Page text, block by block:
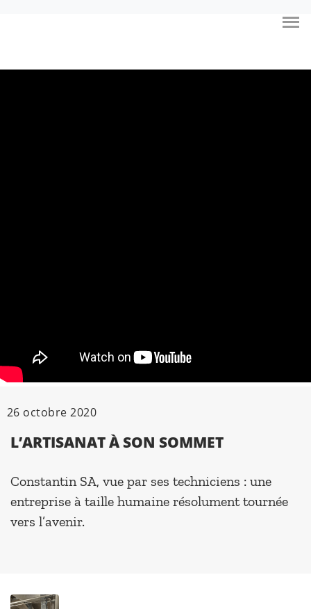
26 octobre 2020
L’ARTISANAT À SON SOMMET
Constantin SA, vue par ses techniciens : une
entreprise à taille humaine résolument tournée
vers l’avenir.